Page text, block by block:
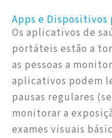
Apps e Dispositivos
Os aplicativos de
portáteis estão a
as pessoas a
aplicativos podem
pausas regulares
monitorar a
exames visuais